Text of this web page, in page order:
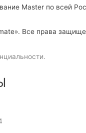
Master по всей
Все права